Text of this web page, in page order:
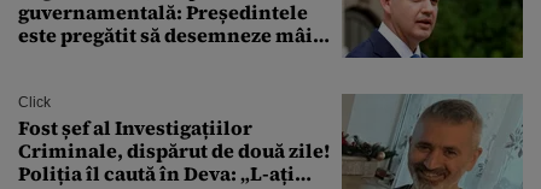
guvernamentală: Președintele
este pregătit să desemneze mâine
Click
Fost șef al Investigațiilor
Criminale, dispărut de două zile!
Poliția îl caută în Deva: „L-ați